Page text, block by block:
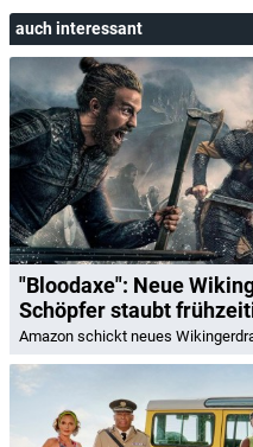
auch interessant
"Bloodaxe": Neue
Schöpfer staubt
Amazon schickt neues